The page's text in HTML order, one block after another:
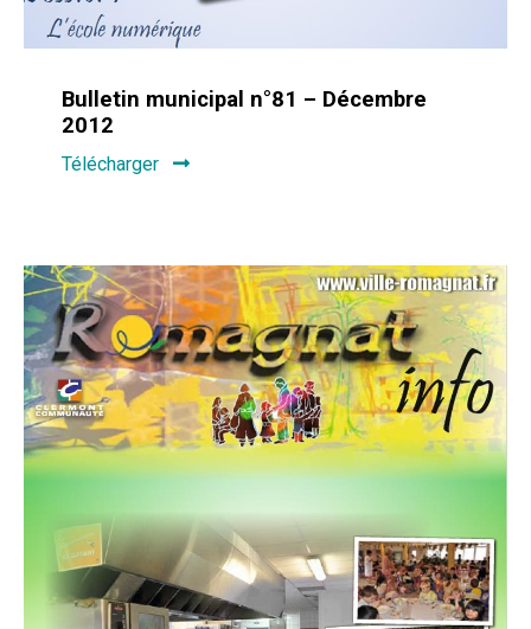
Bulletin municipal n°81 – Décembre
2012
Télécharger